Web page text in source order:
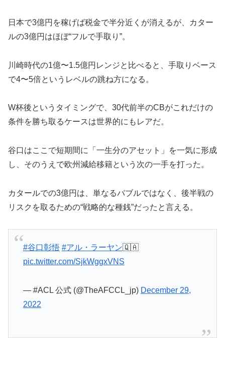
日本で3億円を稼げば税金で半分近くが消えるが、カター
ルの3億円はほぼ“フルで手取り”。
川崎時代の1億〜1.5億円レンジと比べると、手取りベース
で4〜5倍というレベルの跳ね方になる。
W杯後というタイミングで、30代前半のCBがこれだけの
条件を勝ち取るケースは世界的にもレアだ。
谷口はここで短期間に「一生分のアセット」を一気に形成
し、そのうえで欧州減給移籍という次の一手を打った。
カタールでの3億円は、単なるバブルではなく、後半戦の
リスクを取るための“戦略的な種銭”だったと言える。
#谷口彰悟 #アル・ラーヤン🇶🇦
pic.twitter.com/SjkWggxVNS
— #ACL 公式 (@TheAFCCL_jp) December 29,
2022